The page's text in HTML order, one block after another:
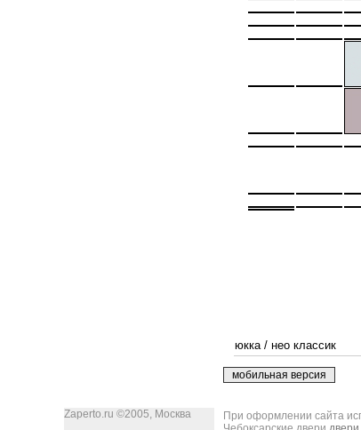
Zaperto.ru ©2005, Москва
юкка/ нео классик
При оформлении сайта